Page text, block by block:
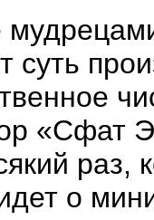
суть
«Сфат
раз,
о